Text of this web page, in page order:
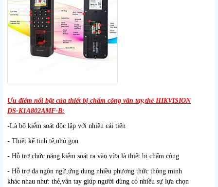
Ưu điểm nổi bật của thiết bị chấm công vân tay,thẻ HIKVISION
DS-K1A802AMF-B:
-Là bộ kiểm soát độc lập với nhiều cải tiến
- Thiết kế tinh tế,nhỏ gọn
- Hỗ trợ chức năng kiểm soát ra vào vừa là thiết bị chấm công
- Hỗ trợ đa ngôn ngữ,ứng dụng nhiều phương thức thông minh
khác nhau như: thẻ,vân tay giúp người dùng có nhiều sự lựa chọn